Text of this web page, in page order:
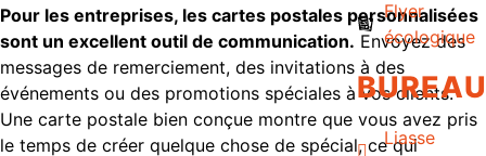
Flyer
écologique
BUREAU
Liasse
Pour les entreprises, les cartes postales personnalisées
sont un excellent outil de communication. Envoyez des
messages de remerciement, des invitations à des
événements ou des promotions spéciales à vos clients.
Une carte postale bien conçue montre que vous avez pris
le temps de créer quelque chose de spécial, ce qui